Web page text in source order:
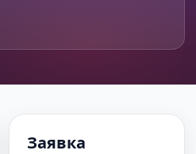
Заявка